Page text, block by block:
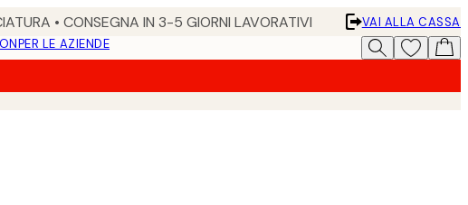
• CONSEGNA IN 3-5 GIORNI LAVORATIVI
VAI ALLA CASSA
PER LE AZIENDE